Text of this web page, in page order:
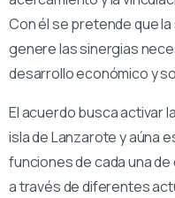
Con él se pretende que
genere las sinergias
desarrollo económico y
El acuerdo busca activar
isla de Lanzarote y aúna
funciones de cada una
a través de diferentes